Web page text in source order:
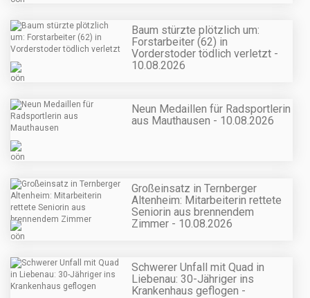
Baum stürzte plötzlich um:
Forstarbeiter (62) in
Vorderstoder tödlich verletzt -
10.08.2026
Neun Medaillen für Radsportlerin
aus Mauthausen - 10.08.2026
Großeinsatz in Ternberger
Altenheim: Mitarbeiterin rettete
Seniorin aus brennendem
Zimmer - 10.08.2026
Schwerer Unfall mit Quad in
Liebenau: 30-Jähriger ins
Krankenhaus geflogen -